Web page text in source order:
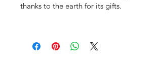
thanks to the earth for its gifts.